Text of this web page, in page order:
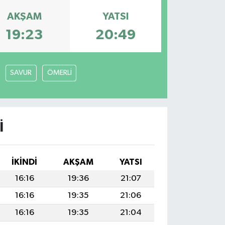
AKŞAM
19:23
YATSI
20:49
SAVUR ÖMERLİ
İKINDI AKŞAM
YATSI
16:16
19:36
21:07
16:16
19:35
21:06
16:16
19:35 21:04